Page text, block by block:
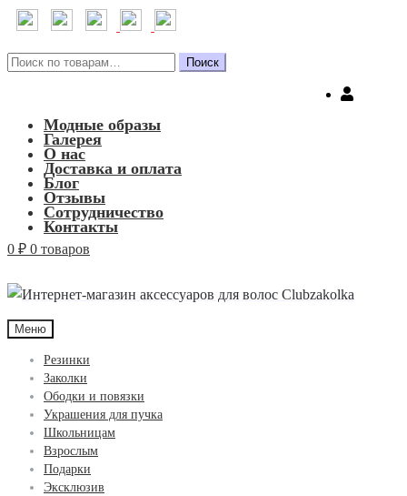
Искать: Поиск
Модные образы
Галерея
О нас
Доставка и оплата
Блог
Отзывы
Сотрудничество
Контакты
0 ₽ 0 товаров
Меню
Резинки
Заколки
Ободки и повязки
Украшения для пучка
Школьницам
Взрослым
Подарки
Эксклюзив